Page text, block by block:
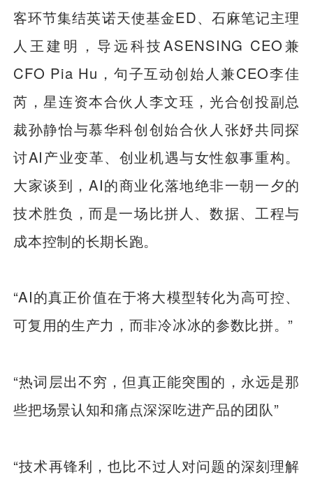
客环节集结英诺天使基金ED、石麻笔记主理
人王建明，导远科技ASENSING CEO兼
CFO Pia Hu，句子互动创始人兼CEO李佳
芮，星连资本合伙人李文珏，光合创投副总
裁孙静怡与慕华科创创始合伙人张妤共同探
讨AI产业变革、创业机遇与女性叙事重构。
大家谈到，AI的商业化落地绝非一朝一夕的
技术胜负，而是一场比拼人、数据、工程与
成本控制的长期长跑。
“AI的真正价值在于将大模型转化为高可控、
可复用的生产力，而非冷冰冰的参数比拼。”
“热词层出不穷，但真正能突围的，永远是那
些把场景认知和痛点深深吃进产品的团队”
“技术再锋利，也比不过人对问题的深刻理解